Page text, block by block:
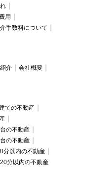
用
手数料について
介
会社概要
ての不動産
の不動産
の不動産
分以内の不動産
分以内の不動産